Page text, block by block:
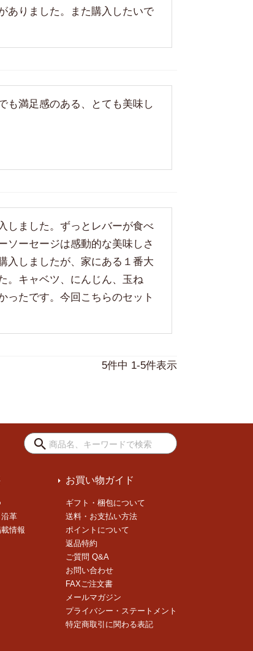
ありました。また購入したいで
も満足感のある、とても美味し
しました。ずっとレバーが食べ
ソーセージは感動的な美味しさ
入しましたが、家にある１番大
。キャベツ、にんじん、玉ね
ったです。今回こちらのセット
5件中 1-5件表示
革
情報
お買い物ガイド
ギフト・梱包について
送料・お支払い方法
ポイントについて
返品特約
ご質問 Q&A
お問い合わせ
FAXご注文書
メールマガジン
プライバシー・ステートメント
特定商取引に関わる表記